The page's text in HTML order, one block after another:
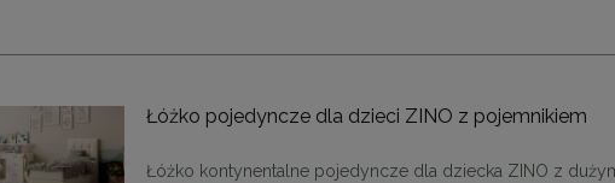
Łóżko pojedyncze dla dzieci ZINO z pojemnikiem
Łóżko kontynentalne pojedyncze dla dziecka ZINO z